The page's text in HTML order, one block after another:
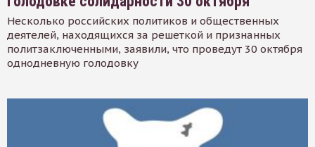
Несколько российских политиков и общественных
деятелей, находящихся за решеткой и признанных
политзаключенными, заявили, что проведут 30 октября
однодневную голодовку